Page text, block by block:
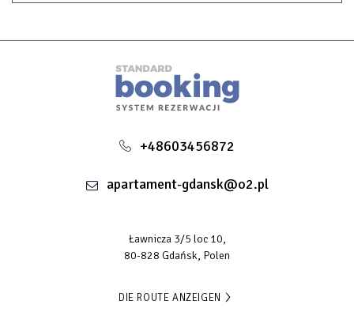
+48603456872
apartament-gdansk@o2.pl
Ławnicza 3/5 loc 10,
80-828 Gdańsk, Polen
DIE ROUTE ANZEIGEN